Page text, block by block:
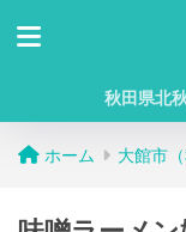
秋田県北
ホーム 大館市